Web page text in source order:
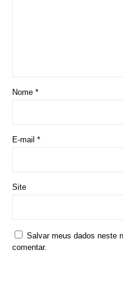
Nome *
E-mail *
Site
Salvar meus dados neste
comentar.